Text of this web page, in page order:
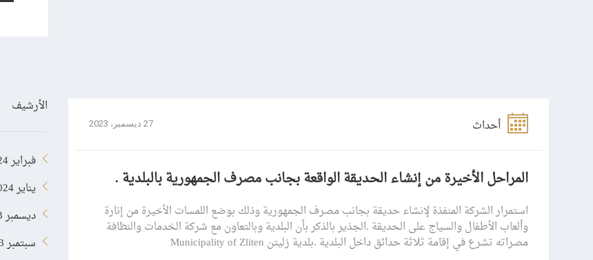
أحداث 27 ديسمبر، 2023
المراحل الأخيرة من إنشاء الحديقة الواقعة بجانب مصرف الجمهورية بالبلدية .
استمرار الشركة المنفذة لإنشاء حديقة بجانب مصرف الجمهورية وذلك بوضع اللمسات الأخيرة من إنارة
وألعاب الأطفال والسياج على الحديقة .الجذير بالذكر بأن البلدية وبالتعاون مع شركة الخدمات والنظافة
مصراته تشرع في إقامة ثلاثة حدائق داخل البلدية .بلدية زليتن Municipality of Zliten
الأرشيف
فبراير 2024
يناير 2024
ديسمبر 2023
سبتمبر 2023